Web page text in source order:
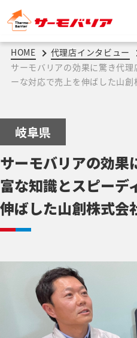
HOME
代理店インタビュー
サーモバリアの効果に驚き代
ーな対応で売上を伸ばした山創
岐阜県
サーモバリアの効果
富な知識とスピーデ
伸ばした山創株式会